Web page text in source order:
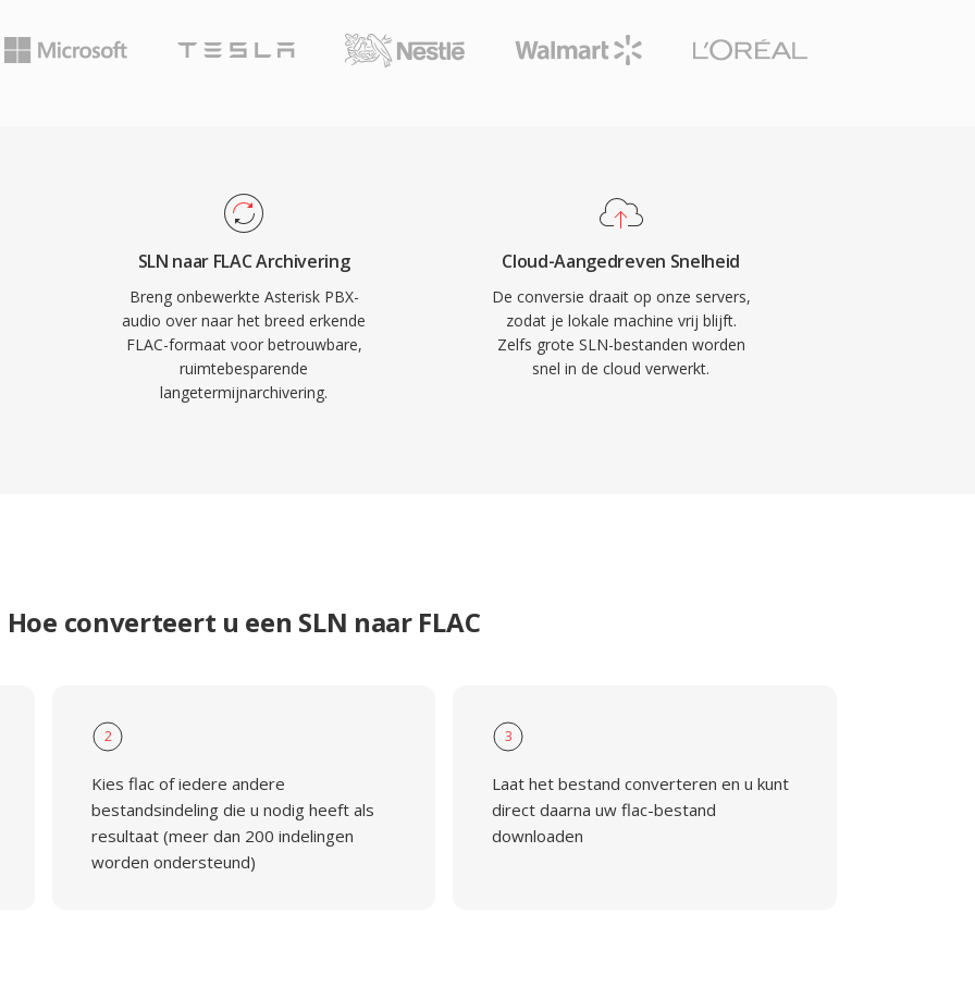
ondersteuning
Blu-ray-spelers en
maken FLAC
herstel van het
tweede: ingebedde
houden
Ten derde:
en
SLN naar FLAC Archivering
Breng onbewerkte Asterisk PBX-
audio over naar het breed erkende
FLAC-formaat voor betrouwbare,
ruimtebesparende
langetermijnarchivering.
Cloud-Aangedreven Snelheid
De conversie draait op onze servers,
zodat je lokale machine vrij blijft.
Zelfs grote SLN-bestanden worden
snel in de cloud verwerkt.
Hoe converteert u een SLN naar FLAC
2
Kies flac of iedere andere
bestandsindeling die u nodig heeft als
resultaat (meer dan 200 indelingen
worden ondersteund)
3
Laat het bestand converteren en u kunt
direct daarna uw flac-bestand
downloaden